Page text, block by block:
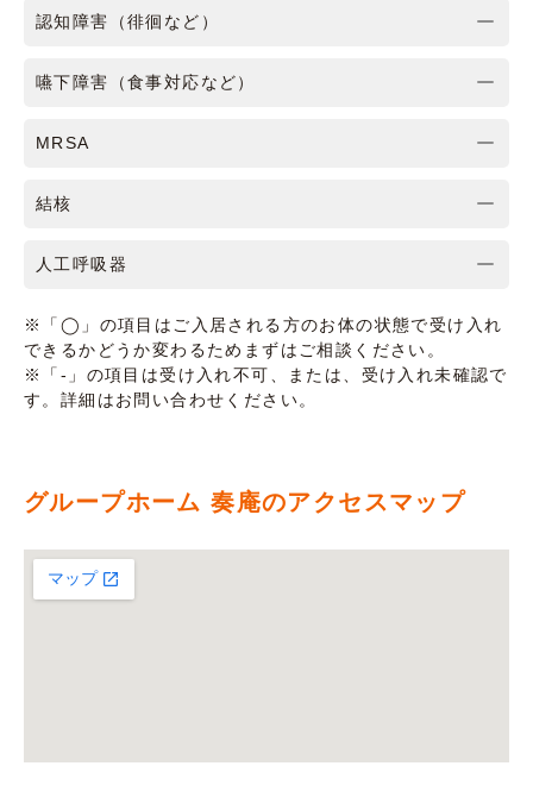
認知障害（徘徊など）
嚥下障害（食事対応など）
MRSA
結核
人工呼吸器
※「◯」の項目はご入居される方のお体の状態で受け入れ
できるかどうか変わるためまずはご相談ください。
※「-」の項目は受け入れ不可、または、受け入れ未確認で
す。詳細はお問い合わせください。
グループホーム 奏庵のアクセスマップ